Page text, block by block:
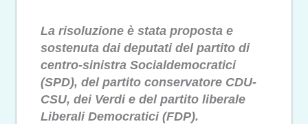
La risoluzione è stata proposta e
sostenuta dai deputati del partito di
centro-sinistra Socialdemocratici
(SPD), del partito conservatore CDU-
CSU, dei Verdi e del partito liberale
Liberali Democratici (FDP).